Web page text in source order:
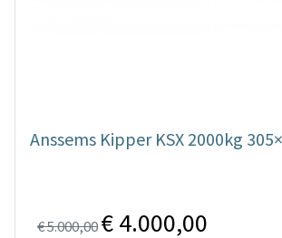
Anssems Kipper KSX 2000kg
€ 5.000,00€ 4.000,00